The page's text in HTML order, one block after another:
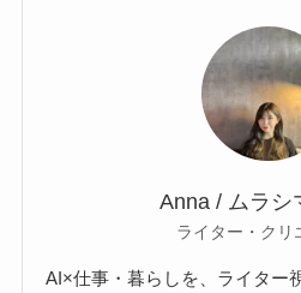
Anna / ムラシ
ライター・クリ
AI×仕事・暮らしを、ライター